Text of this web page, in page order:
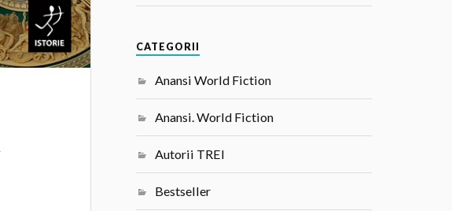
CATEGORII
Anansi World Fiction
Anansi. World Fiction
Autorii TREI
Bestseller